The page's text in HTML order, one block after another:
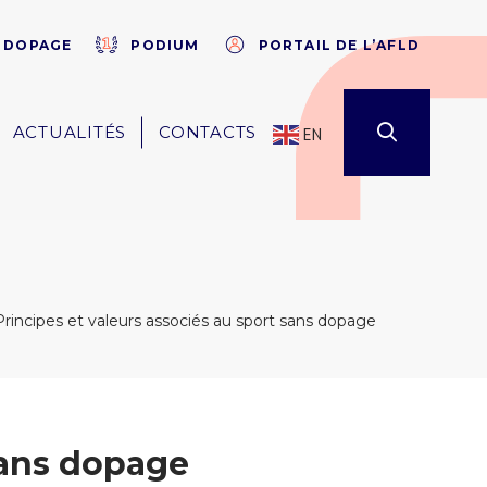
PODIUM PORTAIL DE L’AFLD
ACTUALITÉS CONTACTS EN
et valeurs associés au sport sans dopage
dopage